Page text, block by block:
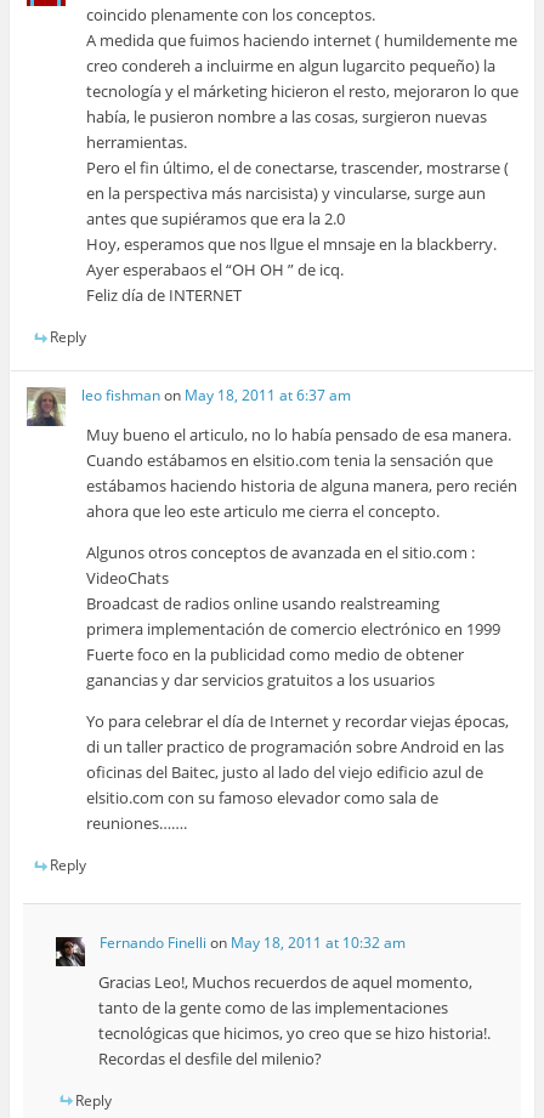
coincido plenamente con los conceptos.
A medida que fuimos haciendo internet ( humildemente me
creo condereh a incluirme en algun lugarcito pequeño) la
tecnología y el márketing hicieron el resto, mejoraron lo que
había, le pusieron nombre a las cosas, surgieron nuevas
herramientas.
Pero el fin último, el de conectarse, trascender, mostrarse (
en la perspectiva más narcisista) y vincularse, surge aun
antes que supiéramos que era la 2.0
Hoy, esperamos que nos llgue el mnsaje en la blackberry.
Ayer esperabaos el “OH OH ” de icq.
Feliz día de INTERNET
Reply
leo fishmanon May 18, 2011 at 6:37 am
Muy bueno el articulo, no lo había pensado de esa manera.
Cuando estábamos en elsitio.com tenia la sensación que
estábamos haciendo historia de alguna manera, pero recién
ahora que leo este articulo me cierra el concepto.
Algunos otros conceptos de avanzada en el sitio.com :
VideoChats
Broadcast de radios online usando realstreaming
primera implementación de comercio electrónico en 1999
Fuerte foco en la publicidad como medio de obtener
ganancias y dar servicios gratuitos a los usuarios
Yo para celebrar el día de Internet y recordar viejas épocas,
di un taller practico de programación sobre Android en las
oficinas del Baitec, justo al lado del viejo edificio azul de
elsitio.com con su famoso elevador como sala de
reuniones…….
Reply
Fernando Finelli on May 18, 2011 at 10:32 am
Gracias Leo!, Muchos recuerdos de aquel momento,
tanto de la gente como de las implementaciones
tecnológicas que hicimos, yo creo que se hizo historia!.
Recordas el desfile del milenio?
Reply